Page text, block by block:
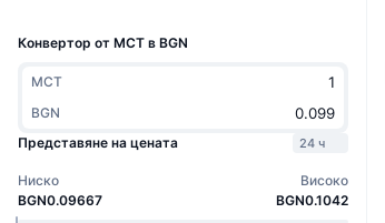
Конвертор от MCT в BGN
MCT
BGN
Представяне на цената
24 ч
Ниско
BGN0.09667
Високо
BGN0.1042